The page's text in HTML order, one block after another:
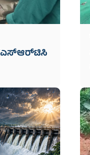
ಕೆಎಸ್‌ಆರ್‌ಟಿಸಿ